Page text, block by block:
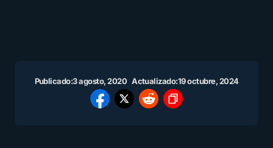
Publicado:3 agosto, 2020 Actualizado:19 octubre, 2024